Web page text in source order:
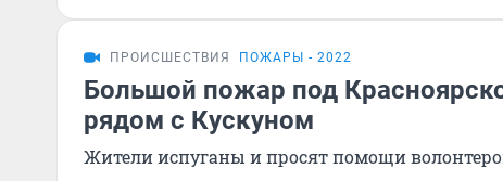
ПРОИСШЕСТВИЯ ПОЖАРЫ - 2022
Большой пожар под
рядом с Кускуном
Жители испуганы и просят помощи